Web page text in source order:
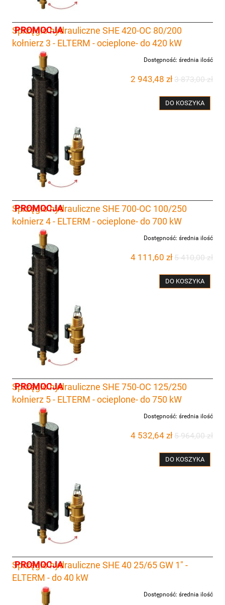
Sprzęgło hydrauliczne SHE 420-OC 80/200
kołnierz 3 - ELTERM - ocieplone- do 420 kW
Dostępność: średnia ilość
2 943,48 zł3 873,00 zł
DO KOSZYKA
PROMOCJA
Sprzęgło hydrauliczne SHE 700-OC 100/250
kołnierz 4 - ELTERM - ocieplone- do 700 kW
Dostępność: średnia ilość
4 111,60 zł5 410,00 zł
DO KOSZYKA
PROMOCJA
Sprzęgło hydrauliczne SHE 750-OC 125/250
kołnierz 5 - ELTERM - ocieplone- do 750 kW
Dostępność: średnia ilość
4 532,64 zł5 964,00 zł
DO KOSZYKA
PROMOCJA
Sprzęgło hydrauliczne SHE 40 25/65 GW 1" -
ELTERM - do 40 kW
Dostępność: średnia ilość
PROMOCJA